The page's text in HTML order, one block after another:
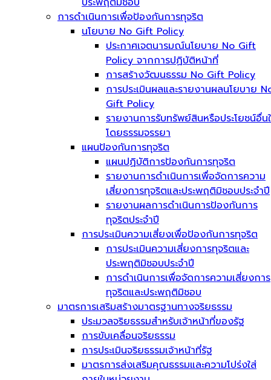
การดำเนินการเพื่อป้องกันการทุจริต
นโยบาย No Gift Policy
ประกาศเจตนารมณ์นโยบาย No Gift
Policy จากการปฏิบัติหน้าที่
การสร้างวัฒนธรรม No Gift Policy
การประเมินผลและรายงานผลนโยบาย
Gift Policy
รายงานการรับทรัพย์สินหรือประโยชน์อื่น
โดยธรรมจรรยา
แผนป้องกันการทุจริต
แผนปฏิบัติการป้องกันการทุจริต
รายงานการดำเนินการเพื่อจัดการความ
เสี่ยงการทุจริตและประพฤติมิชอบประจำปี
รายงานผลการดำเนินการป้องกันการ
ทุจริตประจำปี
การประเมินความเสี่ยงเพื่อป้องกันการทุจริต
การประเมินความเสี่ยงการทุจริตและ
ประพฤติมิชอบประจำปี
การดำเนินการเพื่อจัดการความเสี่ยงการ
ทุจริตและประพฤติมิชอบ
มาตรการเสริมสร้างมาตรฐานทางจริยธรรม
ประมวลจริยธรรมสำหรับเจ้าหน้าที่ของรัฐ
การขับเคลื่อนจริยธรรม
การประเมินจริยธรรมเจ้าหน้าที่รัฐ
มาตรการส่งเสริมคุณธรรมและความโปร่งใส่